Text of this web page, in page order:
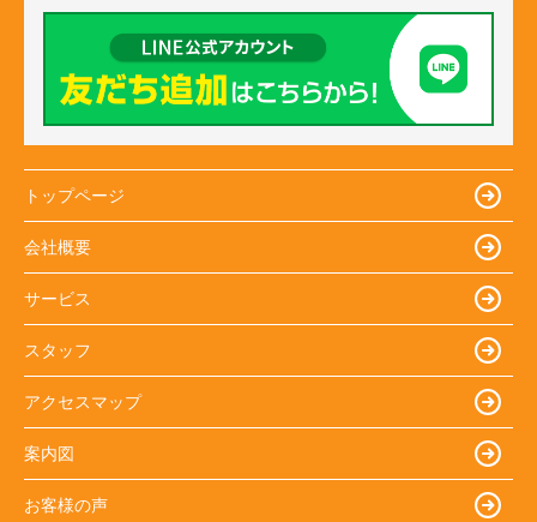
トップページ
会社概要
サービス
スタッフ
アクセスマップ
案内図
お客様の声